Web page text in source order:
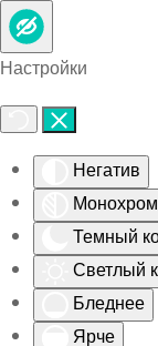
Настройки
Негатив
Монохром
Темный
Светлый
Бледнее
Ярче
Skip to main